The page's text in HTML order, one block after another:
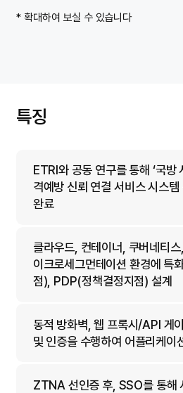
* 확대하여 보실 수 있습니다
특징
ETRI와 공동 연구를 통해 ‘국
격예방 신뢰 연결 서비스 시스
완료
클라우드, 컨테이너, 쿠버네티
이크로세그먼테이션 환경에 특
점), PDP(정책결정지점) 설계
동적 방화벽, 웹 프록시/API 게
및 인증을 수행하여 어플리케이
ZTNA 선인증 후, SSO를 통해